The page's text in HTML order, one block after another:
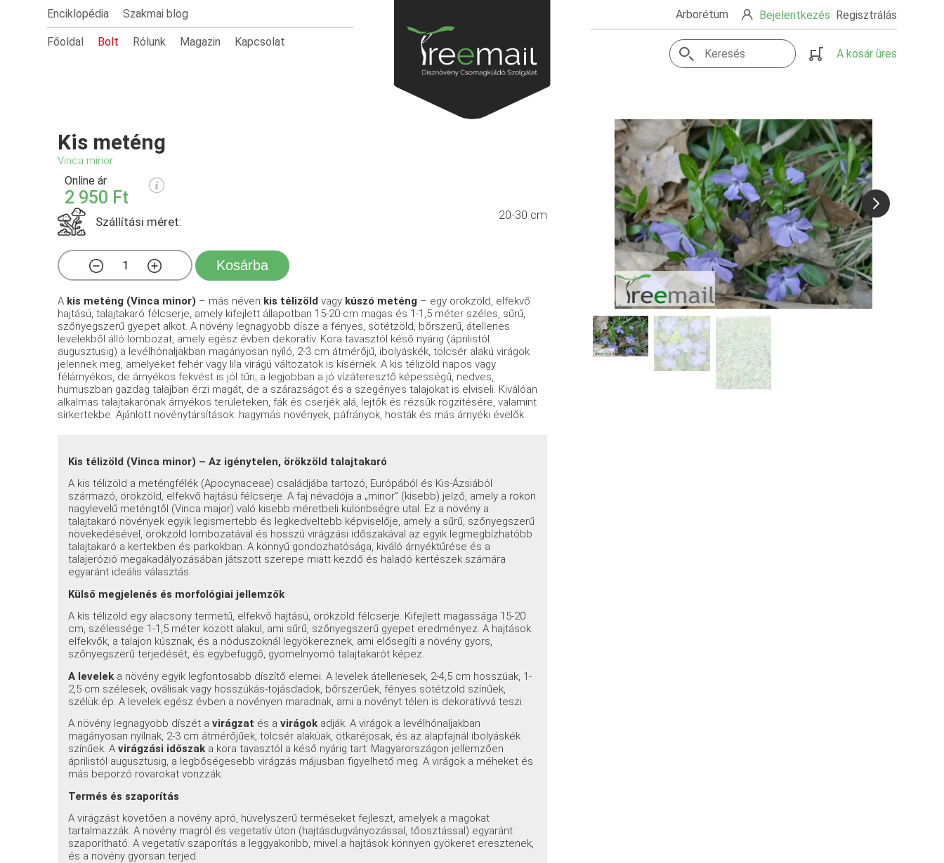
Enciklopédia Szakmai blog
Főoldal Bolt Rólunk Magazin Kapcsolat
Arborétum Bejelentkezés Regisztrálás
A kosár üres
Kis meténg
Vinca minor
Online ár
2 950 Ft
Szállítási méret: 20-30 cm
Kosárba
A kis meténg (Vinca minor) – más néven kis télizöld vagy kúszó meténg – egy örökzöld, elfekvő
hajtású, talajtakaró félcserje, amely kifejlett állapotban 15-20 cm magas és 1-1,5 méter széles, sűrű,
szőnyegszerű gyepet alkot. A növény legnagyobb dísze a fényes, sötétzöld, bőrszerű, átellenes
levelekből álló lombozat, amely egész évben dekoratív. Kora tavasztól késő nyárig (áprilistól
augusztusig) a levélhónaljakban magányosan nyíló, 2-3 cm átmérőjű, ibolyáskék, tölcsér alakú virágok
jelennek meg, amelyeket fehér vagy lila virágú változatok is kísérnek. A kis télizöld napos vagy
félárnyékos, de árnyékos fekvést is jól tűri; a legjobban a jó vízáteresztő képességű, nedves,
humuszban gazdag talajban érzi magát, de a szárazságot és a szegényes talajokat is elviseli. Kiválóan
alkalmas talajtakarónak árnyékos területeken, fák és cserjék alá, lejtők és rézsűk rögzítésére, valamint
sírkertekbe. Ajánlott növénytársítások: hagymás növények, páfrányok, hosták és más árnyéki évelők.
Kis télizöld (Vinca minor) – Az igénytelen, örökzöld talajtakaró
A kis télizöld a meténgfélék (Apocynaceae) családjába tartozó, Európából és Kis-Ázsiából
származó, örökzöld, elfekvő hajtású félcserje. A faj névadója a „minor” (kisebb) jelző, amely a rokon
nagylevelű meténgtől (Vinca major) való kisebb méretbeli különbségre utal. Ez a növény a
talajtakaró növények egyik legismertebb és legkedveltebb képviselője, amely a sűrű, szőnyegszerű
növekedésével, örökzöld lombozatával és hosszú virágzási időszakával az egyik legmegbízhatóbb
talajtakaró a kertekben és parkokban. A könnyű gondozhatósága, kiváló árnyéktűrése és a
talajerózió megakadályozásában játszott szerepe miatt kezdő és haladó kertészek számára
egyaránt ideális választás.
Külső megjelenés és morfológiai jellemzők
A kis télizöld egy alacsony termetű, elfekvő hajtású, örökzöld félcserje. Kifejlett magassága 15-20
cm, szélessége 1-1,5 méter között alakul, ami sűrű, szőnyegszerű gyepet eredményez. A hajtások
elfekvők, a talajon kúsznak, és a nóduszoknál legyökereznek, ami elősegíti a növény gyors,
szőnyegszerű terjedését, és egybefüggő, gyomelnyomó talajtakarót képez.
A levelek a növény egyik legfontosabb díszítő elemei. A levelek átellenesek, 2-4,5 cm hosszúak, 1-
2,5 cm szélesek, oválisak vagy hosszúkás-tojásdadok, bőrszerűek, fényes sötétzöld színűek,
szélük ép. A levelek egész évben a növényen maradnak, ami a növényt télen is dekoratívvá teszi.
A növény legnagyobb díszét avirágzat és avirágok adják. A virágok a levélhónaljakban
magányosan nyílnak, 2-3 cm átmérőjűek, tölcsér alakúak, ötkaréjosak, és az alapfajnál ibolyáskék
színűek. Avirágzási időszak a kora tavasztól a késő nyárig tart: Magyarországon jellemzően
áprilistól augusztusig, a legbőségesebb virágzás májusban figyelhető meg. A virágok a méheket és
más beporzó rovarokat vonzzák.
Termés és szaporítás
A virágzást követően a növény apró, hüvelyszerű terméseket fejleszt, amelyek a magokat
tartalmazzák. A növény magról és vegetatív úton (hajtásdugványozással, tőosztással) egyaránt
szaporítható. A vegetatív szaporítás a leggyakoribb, mivel a hajtások könnyen gyökeret eresztenek,
és a növény gyorsan terjed.